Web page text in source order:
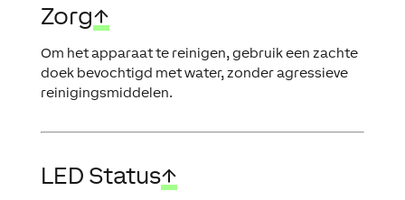
Zorg↑
Om het apparaat te reinigen, gebruik een zachte
doek bevochtigd met water, zonder agressieve
reinigingsmiddelen.
LED Status↑